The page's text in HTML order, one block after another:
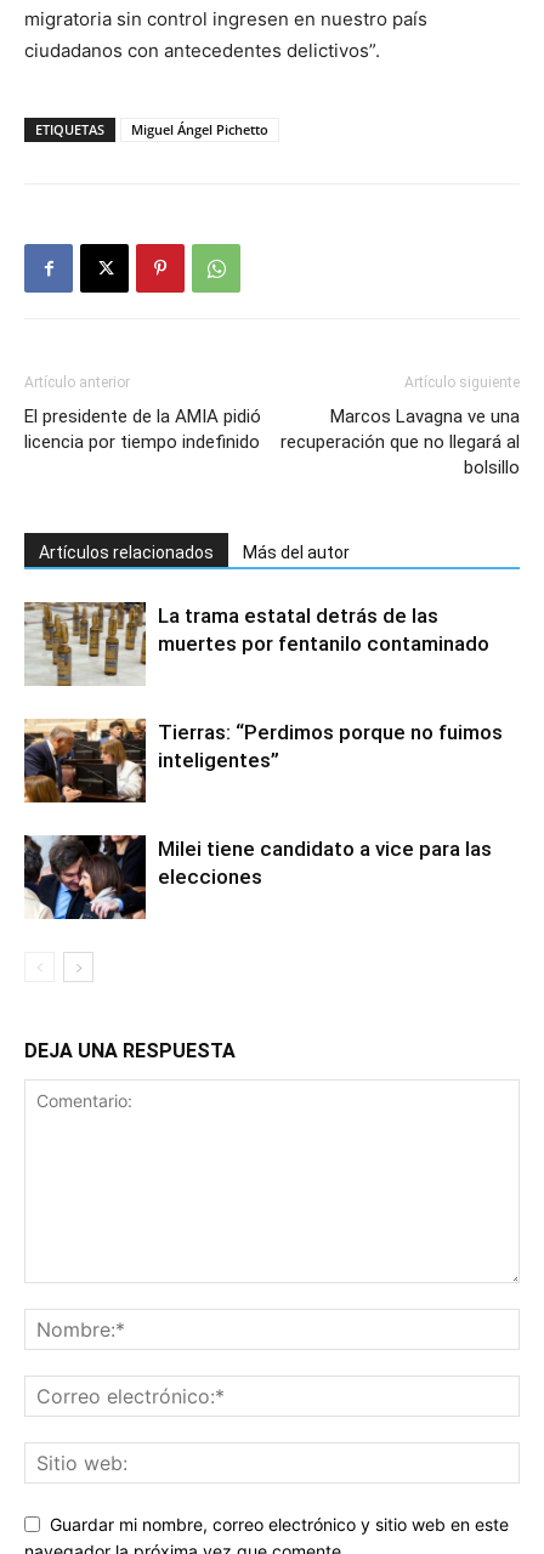
migratoria sin control ingresen en nuestro país
ciudadanos con antecedentes delictivos”.
ETIQUETAS Miguel Ángel Pichetto
Artículo anterior
El presidente de la AMIA pidió
licencia por tiempo indefinido
Artículo siguiente
Marcos Lavagna ve una
recuperación que no llegará al
bolsillo
Artículos relacionados Más del autor
La trama estatal detrás de las
muertes por fentanilo contaminado
Tierras: “Perdimos porque no fuimos
inteligentes”
Milei tiene candidato a vice para las
elecciones
DEJA UNA RESPUESTA
Guardar mi nombre, correo electrónico y sitio web en este